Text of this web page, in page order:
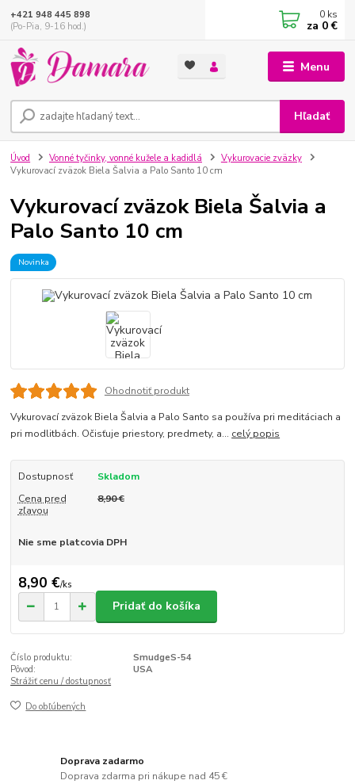
Menu
Hľadať
+421 948 445 898
(Po-Pia, 9-16 hod.)
0 ks
za 0 €
Úvod Vonné tyčinky, vonné kužele a kadidlá
Vykurovacie zväzky
Vykurovací zväzok Biela Šalvia a Palo Santo 10 cm
Vykurovací zväzok Biela Šalvia a
Palo Santo 10 cm
Novinka
Ohodnotiť produkt
Vykurovací zväzok Biela Šalvia a Palo Santo sa používa pri meditáciach a
pri modlitbách. Očisťuje priestory, predmety, a... celý popis
Dostupnosť
Skladom
Cena pred
zľavou
8,90 €
Nie sme platcovia DPH
8,90 €/ks
Pridať do košíka
Číslo produktu:
SmudgeS-54
Pôvod:
USA
Strážiť cenu / dostupnosť
Do obľúbených
Doprava zadarmo
Doprava zdarma pri nákupe nad 45 €